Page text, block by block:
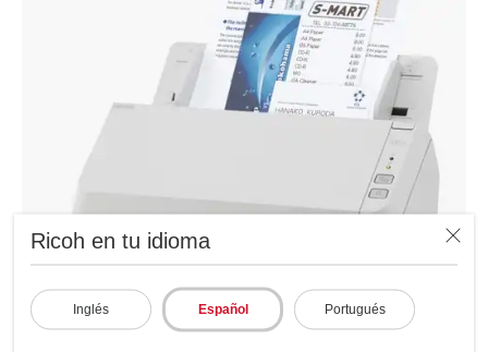
Ricoh en tu idioma
Inglés Español Portugués